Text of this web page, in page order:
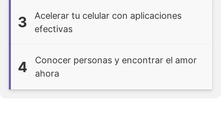
3
Acelerar tu celular con aplicaciones
efectivas
4
Conocer personas y encontrar el amor
ahora